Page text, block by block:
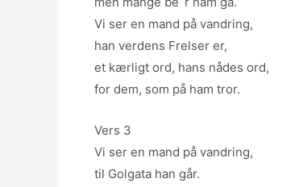
Vi ser en mand på vandring,
han verdens Frelser er,
et kærligt ord, hans nådes ord,
for dem, som på ham tror.
Vers 3
Vi ser en mand på vandring,
til Golgata han går.